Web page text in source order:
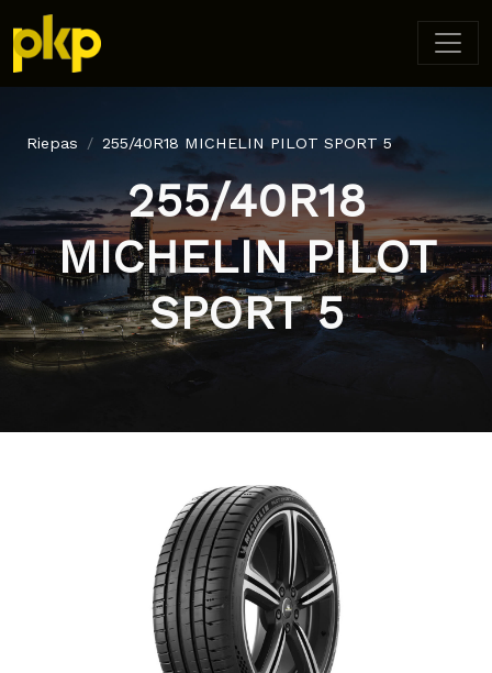
Riepas 255/40R18 MICHELIN PILOT SPORT 5
255/40R18
MICHELIN PILOT
SPORT 5